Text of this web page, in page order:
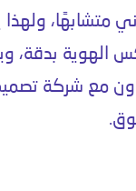
متشابهًا،
الهوية بدقة،
مع شركة